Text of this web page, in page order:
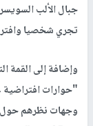
جبال الألب
تجري شخصيا
وإضافة إلى القمة
"حوارات افتراضية